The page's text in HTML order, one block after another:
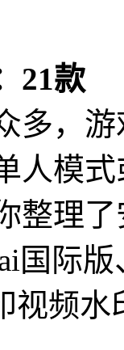
21款
多，
人模
整理
国际
视频水